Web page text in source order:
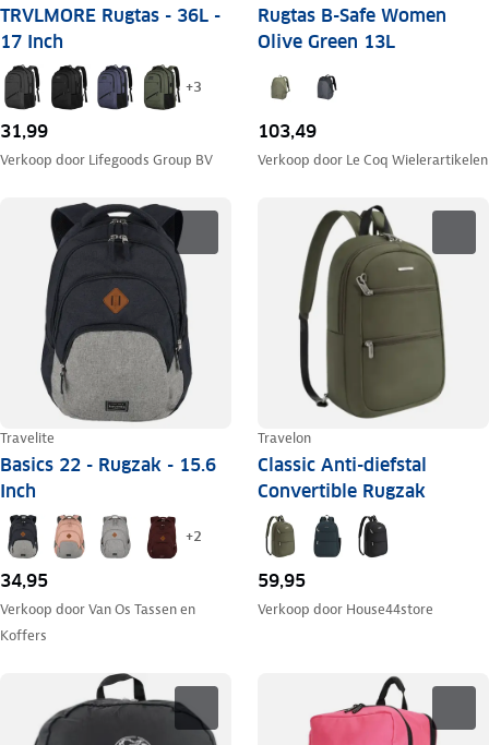
TRVLMORE Rugtas - 36L -
17 Inch
+3
31,99
Verkoop door Lifegoods Group BV
Rugtas B-Safe Women
Olive Green 13L
103,49
Verkoop door Le Coq Wielerartikelen
Travelite
Basics 22 - Rugzak - 15.6
Inch
+2
34,95
Verkoop doorVan Os Tassen en
Koffers
Travelon
Classic Anti-diefstal
Convertible Rugzak
59,95
Verkoop door House44store